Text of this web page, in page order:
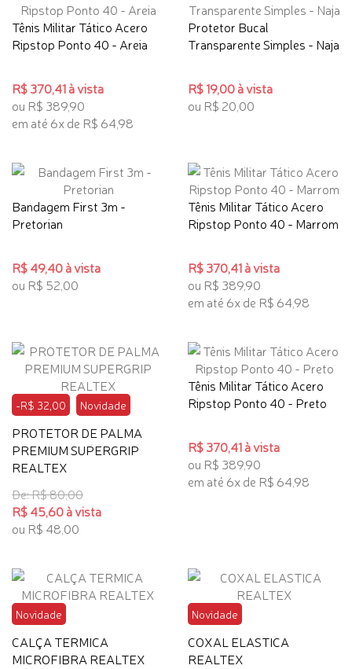
Tênis Militar Tático Acero
Ripstop Ponto 40 - Areia
R$ 370,41 à vista
ou R$ 389,90
em até 6x de R$ 64,98
Protetor Bucal
Transparente Simples - Naja
R$ 19,00 à vista
ou R$ 20,00
Bandagem First 3m -
Pretorian
R$ 49,40 à vista
ou R$ 52,00
Tênis Militar Tático Acero
Ripstop Ponto 40 - Marrom
R$ 370,41 à vista
ou R$ 389,90
em até 6x de R$ 64,98
-R$ 32,00 Novidade
PROTETOR DE PALMA
PREMIUM SUPERGRIP
REALTEX
De: R$ 80,00
R$ 45,60 à vista
ou R$ 48,00
Tênis Militar Tático Acero
Ripstop Ponto 40 - Preto
R$ 370,41 à vista
ou R$ 389,90
em até 6x de R$ 64,98
Novidade
CALÇA TERMICA
MICROFIBRA REALTEX
Novidade
COXAL ELASTICA
REALTEX